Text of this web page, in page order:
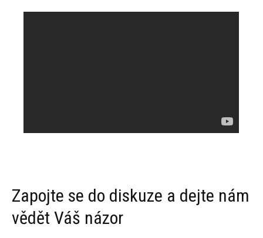
Zapojte se do diskuze a dejte nám
vědět Váš názor